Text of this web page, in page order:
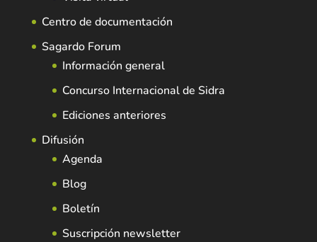
Centro de documentación
Sagardo Forum
Información general
Concurso Internacional de Sidra
Ediciones anteriores
Difusión
Agenda
Blog
Boletín
Suscripción newsletter